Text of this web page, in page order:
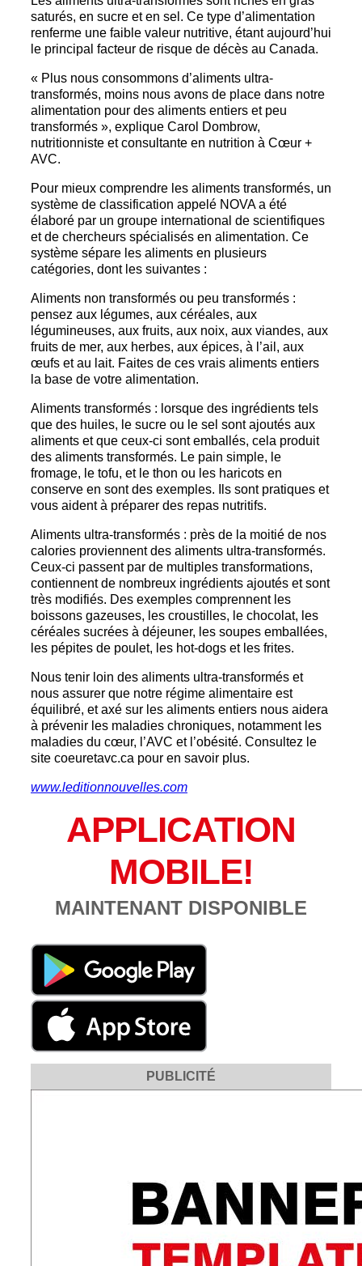
saturés, en sucre et en sel. Ce type d’alimentation
renferme une faible valeur nutritive, étant aujourd’hui
le principal facteur de risque de décès au Canada.
« Plus nous consommons d’aliments ultra-
transformés, moins nous avons de place dans notre
alimentation pour des aliments entiers et peu
transformés », explique Carol Dombrow,
nutritionniste et consultante en nutrition à Cœur +
AVC.
Pour mieux comprendre les aliments transformés, un
système de classification appelé NOVA a été
élaboré par un groupe international de scientifiques
et de chercheurs spécialisés en alimentation. Ce
système sépare les aliments en plusieurs
catégories, dont les suivantes :
Aliments non transformés ou peu transformés :
pensez aux légumes, aux céréales, aux
légumineuses, aux fruits, aux noix, aux viandes, aux
fruits de mer, aux herbes, aux épices, à l’ail, aux
œufs et au lait. Faites de ces vrais aliments entiers
la base de votre alimentation.
Aliments transformés : lorsque des ingrédients tels
que des huiles, le sucre ou le sel sont ajoutés aux
aliments et que ceux-ci sont emballés, cela produit
des aliments transformés. Le pain simple, le
fromage, le tofu, et le thon ou les haricots en
conserve en sont des exemples. Ils sont pratiques et
vous aident à préparer des repas nutritifs.
Aliments ultra-transformés : près de la moitié de nos
calories proviennent des aliments ultra-transformés.
Ceux-ci passent par de multiples transformations,
contiennent de nombreux ingrédients ajoutés et sont
très modifiés. Des exemples comprennent les
boissons gazeuses, les croustilles, le chocolat, les
céréales sucrées à déjeuner, les soupes emballées,
les pépites de poulet, les hot-dogs et les frites.
Nous tenir loin des aliments ultra-transformés et
nous assurer que notre régime alimentaire est
équilibré, et axé sur les aliments entiers nous aidera
à prévenir les maladies chroniques, notamment les
maladies du cœur, l’AVC et l’obésité. Consultez le
site coeuretavc.ca pour en savoir plus.
www.leditionnouvelles.com
APPLICATION
MOBILE!
MAINTENANT DISPONIBLE
PUBLICITÉ